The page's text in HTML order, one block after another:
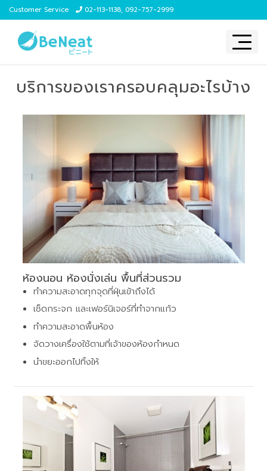
Customer Service 02-113-1138, 092-757-2999
บริการของเราครอบคลุมอะไรบ้าง
ห้องนอน ห้องนั่งเล่น พื้นที่ส่วนรวม
ทำความสะอาดทุกจุดที่ฝุ่นเข้าถึงได้
เช็ดกระจก และเฟอร์นิเจอร์ที่ทำจากแก้ว
ทำความสะอาดพื้นห้อง
จัดวางเครื่องใช้ตามที่เจ้าของห้องกำหนด
นำขยะออกไปทิ้งให้